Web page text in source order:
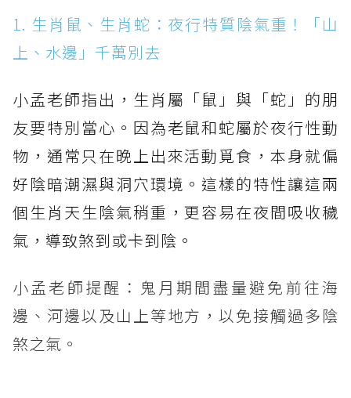
1. 生肖鼠、生肖蛇：夜行特質陰氣重！「山
上、水邊」千萬別去
小孟老師指出，生肖屬「鼠」與「蛇」的朋
友要特別當心。因為老鼠和蛇屬於夜行性動
物，通常只在晚上出來活動覓食，本身就偏
好陰暗潮濕與洞穴環境。這樣的特性讓這兩
個生肖天生陰氣稍重，更容易在夜間吸收穢
氣，導致煞到或卡到陰。
小孟老師提醒：鬼月期間盡量避免前往海
邊、河邊以及山上等地方，以免接觸過多陰
煞之氣。